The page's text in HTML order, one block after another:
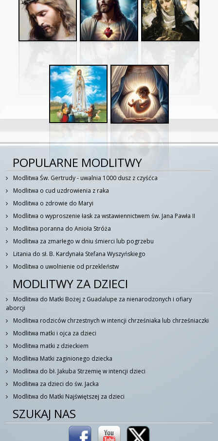
POPULARNE MODLITWY
Modlitwa Św. Gertrudy - uwalnia 1000 dusz z czyśćca
Modlitwa o cud uzdrowienia z raka
Modlitwa o zdrowie do Maryi
Modlitwa o wyproszenie łask za wstawiennictwem św. Jana Pawła II
Modlitwa poranna do Anioła Stróża
Modlitwa za zmarłego w dniu śmierci lub pogrzebu
Litania do sł. B. Kardynała Stefana Wyszyńskiego
Modlitwa o uwolnienie od przekleństw
MODLITWY ZA DZIECI
Modlitwa do Matki Bożej z Guadalupe za nienarodzonych i ofiary
aborcji
Modlitwa rodziców chrzestnych w intencji chrześniaka lub chrześniaczki
Modlitwa matki i ojca za dzieci
Modlitwa matki z dzieckiem
Modlitwa Matki zaginionego dziecka
Modlitwa do bł. Jakuba Strzemię w intencji dzieci
Modlitwa za dzieci do św. Jacka
Modlitwa do Matki Najświętszej za dzieci
SZUKAJ NAS